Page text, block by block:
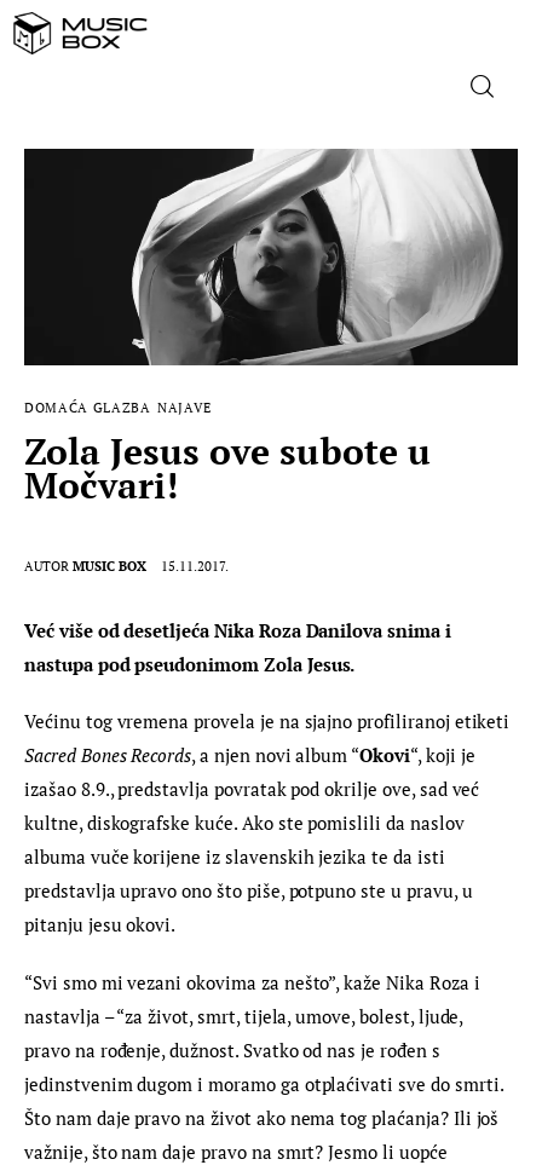
NASLOVNICA
DOMAĆA GLAZBA
STRANA GLAZBA
FILM
MUSIC BOX
DOMAĆA GLAZBA NAJAVE
Zola Jesus ove subote u
Močvari!
AUTOR MUSIC BOX 15.11.2017.
Već više od desetljeća Nika Roza Danilova snima i
nastupa pod pseudonimom Zola Jesus.
Većinu tog vremena provela je na sjajno profiliranoj etiketi
Sacred Bones Records, a njen novi album “Okovi“, koji je
izašao 8.9., predstavlja povratak pod okrilje ove, sad već
kultne, diskografske kuće. Ako ste pomislili da naslov
albuma vuče korijene iz slavenskih jezika te da isti
predstavlja upravo ono što piše, potpuno ste u pravu, u
pitanju jesu okovi.
“Svi smo mi vezani okovima za nešto”, kaže Nika Roza i
nastavlja – “za život, smrt, tijela, umove, bolest, ljude,
pravo na rođenje, dužnost. Svatko od nas je rođen s
jedinstvenim dugom i moramo ga otplaćivati sve do smrti.
Što nam daje pravo na život ako nema tog plaćanja? Ili još
važnije, što nam daje pravo na smrt? Jesmo li uopće